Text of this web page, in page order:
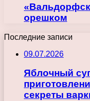
орешком
Последние записи
09.07.2026
Яблочный
секреты